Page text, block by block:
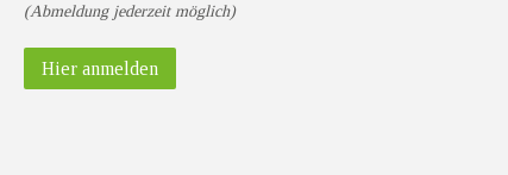
(Abmeldung jederzeit möglich)
Hier anmelden